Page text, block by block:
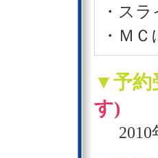
・ス
・Ｍ
▼予約
す)